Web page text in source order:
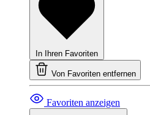
In Ihren Favoriten
Von Favoriten entfernen
Favoriten anzeigen